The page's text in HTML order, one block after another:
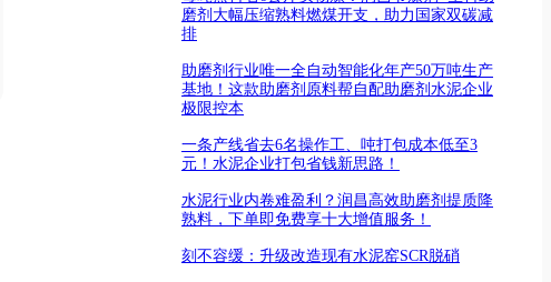
磨剂大幅压缩熟料燃煤开支，助力国家双碳减
排
助磨剂行业唯一全自动智能化年产50万吨生产
基地！这款助磨剂原料帮自配助磨剂水泥企业
极限控本
一条产线省去6名操作工、吨打包成本低至3
元！水泥企业打包省钱新思路！
水泥行业内卷难盈利？润昌高效助磨剂提质降
熟料，下单即免费享十大增值服务！
刻不容缓：升级改造现有水泥窑SCR脱硝